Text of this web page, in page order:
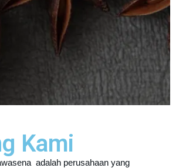
Kami
adalah perusahaan yang